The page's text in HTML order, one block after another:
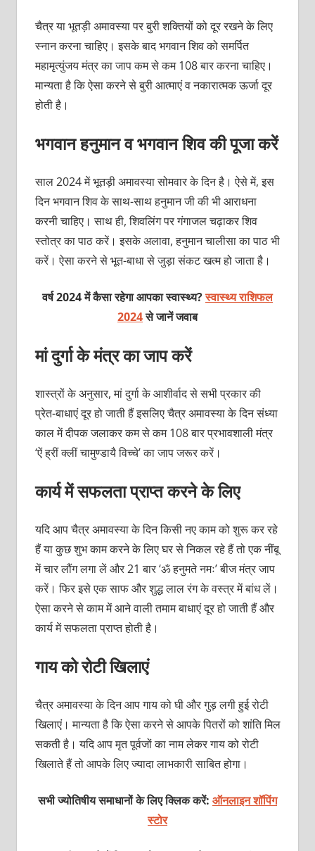
चैत्र या भूतड़ी अमावस्या पर बुरी शक्तियों को दूर रखने के लिए
स्नान करना चाहिए। इसके बाद भगवान शिव को समर्पित
महामृत्युंजय मंत्र का जाप कम से कम 108 बार करना चाहिए।
मान्यता है कि ऐसा करने से बुरी आत्माएं व नकारात्मक ऊर्जा दूर
होती है।
भगवान हनुमान व भगवान शिव की पूजा करें
साल 2024 में भूतड़ी अमावस्या सोमवार के दिन है। ऐसे में, इस
दिन भगवान शिव के साथ-साथ हनुमान जी की भी आराधना
करनी चाहिए। साथ ही, शिवलिंग पर गंगाजल चढ़ाकर शिव
स्तोत्र का पाठ करें। इसके अलावा, हनुमान चालीसा का पाठ भी
करें। ऐसा करने से भूत-बाधा से जुड़ा संकट खत्म हो जाता है।
वर्ष 2024 में कैसा रहेगा आपका स्वास्थ्य?स्वास्थ्य राशिफल
2024से जानें जवाब
मां दुर्गा के मंत्र का जाप करें
शास्त्रों के अनुसार, मां दुर्गा के आशीर्वाद से सभी प्रकार की
प्रेत-बाधाएं दूर हो जाती हैं इसलिए चैत्र अमावस्या के दिन संध्या
काल में दीपक जलाकर कम से कम 108 बार प्रभावशाली मंत्र
‘ऐं ह्रीं क्लीं चामुण्डायै विच्चे’ का जाप जरूर करें।
कार्य में सफलता प्राप्त करने के लिए
यदि आप चैत्र अमावस्या के दिन किसी नए काम को शुरू कर रहे
हैं या कुछ शुभ काम करने के लिए घर से निकल रहे हैं तो एक नींबू
में चार लौंग लगा लें और 21 बार ‘ॐ हनुमते नमः’ बीज मंत्र जाप
करें। फिर इसे एक साफ और शुद्ध लाल रंग के वस्त्र में बांध लें।
ऐसा करने से काम में आने वाली तमाम बाधाएं दूर हो जाती हैं और
कार्य में सफलता प्राप्त होती है।
गाय को रोटी खिलाएं
चैत्र अमावस्या के दिन आप गाय को घी और गुड़ लगी हुई रोटी
खिलाएं। मान्यता है कि ऐसा करने से आपके पितरों को शांति मिल
सकती है। यदि आप मृत पूर्वजों का नाम लेकर गाय को रोटी
खिलाते हैं तो आपके लिए ज्यादा लाभकारी साबित होगा।
सभी ज्योतिषीय समाधानों के लिए क्लिक करें: ऑनलाइन शॉपिंग
स्टोर